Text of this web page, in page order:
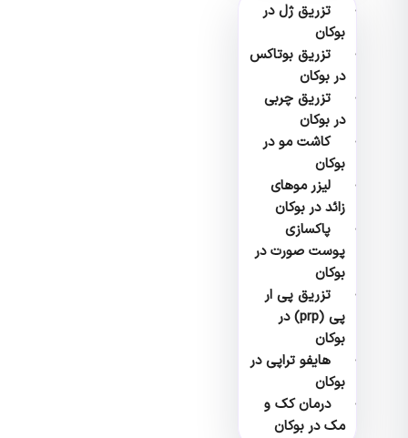
تزریق ژل در
بوکان
تزریق بوتاکس
در بوکان
تزریق چربی
در بوکان
کاشت مو در
بوکان
لیزر موهای
زائد در بوکان
پاکسازی
پوست صورت در
بوکان
تزریق پی ار
پی (prp) در
بوکان
هایفو تراپی در
بوکان
درمان کک و
مک در بوکان